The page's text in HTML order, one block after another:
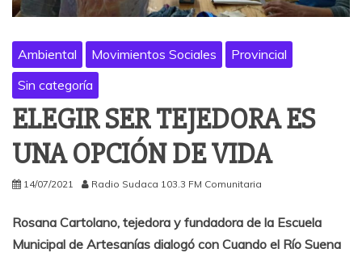
Ambiental Movimientos Sociales
Provincial
Sin categoría
ELEGIR SER TEJEDORA ES
UNA OPCIÓN DE VIDA
14/07/2021 Radio Sudaca 103.3 FM Comunitaria
Rosana Cartolano, tejedora y fundadora de la Escuela
Municipal de Artesanías dialogó con Cuando el Río Suena